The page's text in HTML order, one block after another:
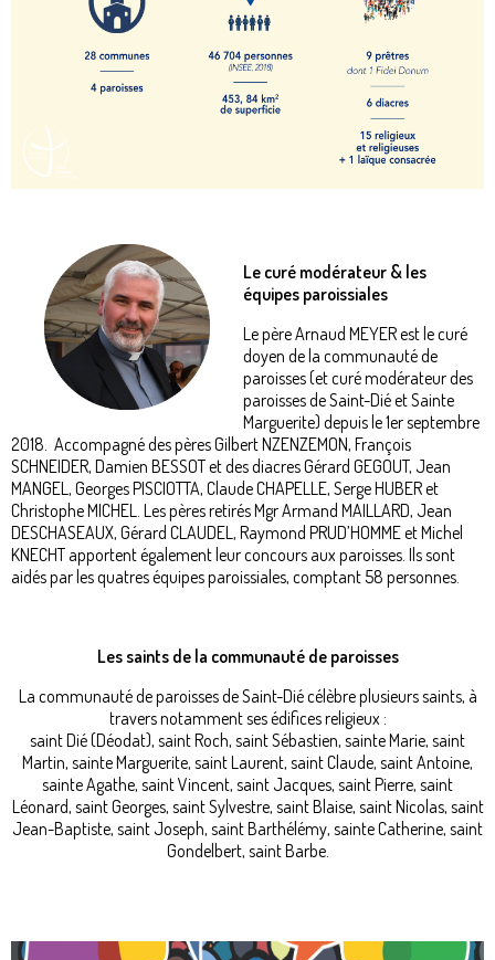
Le curé modérateur & les
équipes paroissiales
Le père Arnaud MEYER est le curé
doyen de la communauté de
paroisses (et curé modérateur des
paroisses de Saint-Dié et Sainte
Marguerite) depuis le 1er septembre
2018. Accompagné des pères Gilbert NZENZEMON, François
SCHNEIDER, Damien BESSOT et des diacres Gérard GEGOUT, Jean
MANGEL, Georges PISCIOTTA, Claude CHAPELLE, Serge HUBER et
Christophe MICHEL. Les pères retirés Mgr Armand MAILLARD, Jean
DESCHASEAUX, Gérard CLAUDEL, Raymond PRUD’HOMME et Michel
KNECHT apportent également leur concours aux paroisses. Ils sont
aidés par les quatres équipes paroissiales, comptant 58 personnes.
Les saints de la communauté de paroisses
La communauté de paroisses de Saint-Dié célèbre plusieurs saints, à
travers notamment ses édifices religieux :
saint Dié (Déodat), saint Roch, saint Sébastien, sainte Marie, saint
Martin, sainte Marguerite, saint Laurent, saint Claude, saint Antoine,
sainte Agathe, saint Vincent, saint Jacques, saint Pierre, saint
Léonard, saint Georges, saint Sylvestre, saint Blaise, saint Nicolas, saint
Jean-Baptiste, saint Joseph, saint Barthélémy, sainte Catherine, saint
Gondelbert, saint Barbe.